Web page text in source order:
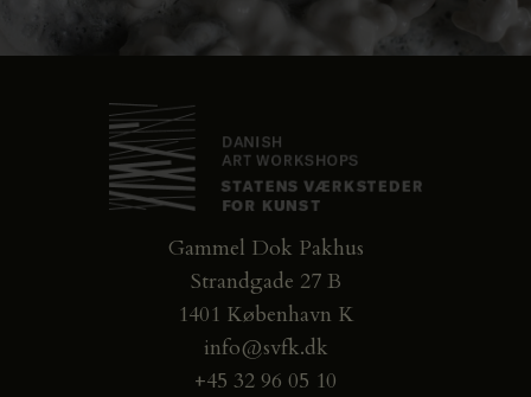
Gammel Dok Pakhus
Strandgade 27 B
1401 København K
info@svfk.dk
+45 32 96 05 10